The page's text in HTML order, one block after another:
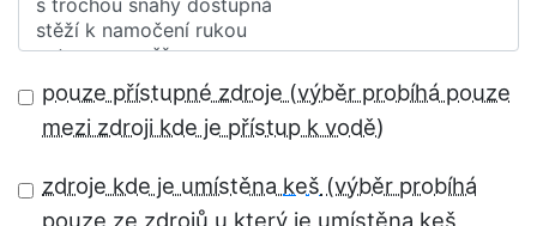
pouze přístupné zdroje
zdroje kde je umístěna keš